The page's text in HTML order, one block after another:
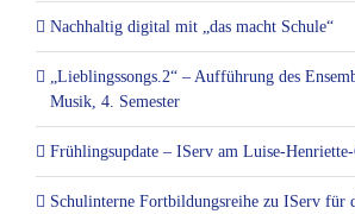
Nachhaltig digital mit „das macht Schule“
„Lieblingssongs.2“ – Aufführung des
Musik, 4. Semester
Frühlingsupdate – IServ am Luise-
Schulinterne Fortbildungsreihe zu IServ für